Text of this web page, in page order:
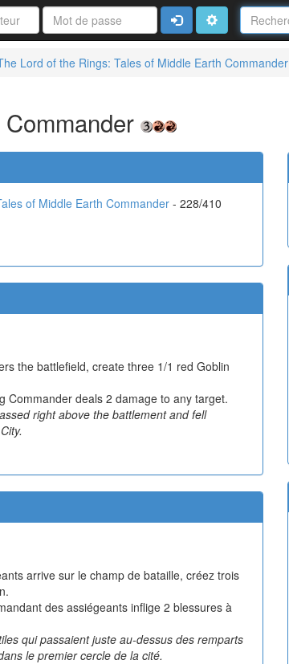
Nom
de
la
carte
ConnexionAvancé
Lord of the Rings: Tales of Middle Earth Commander
of Middle Earth Commander - 228/410
the battlefield, create three 1/1 red Goblin
Commander deals 2 damage to any target.
right above the battlement and fell
arrive sur le champ de bataille, créez trois
des assiégeants inflige 2 blessures à
qui passaient juste au-dessus des remparts
le premier cercle de la cité.